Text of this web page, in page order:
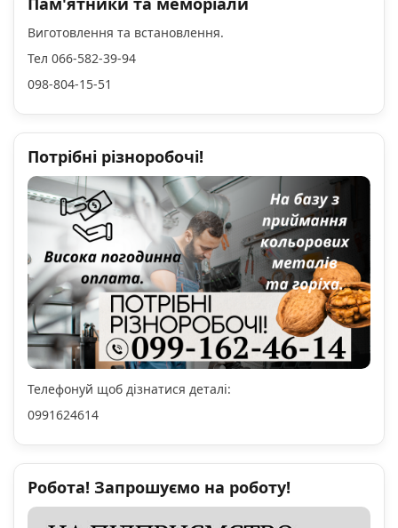
Виготовлення та встановлення.
Тел 066-582-39-94
098-804-15-51
Потрібні різноробочі!
Телефонуй щоб дізнатися деталі:
0991624614
Робота! Запрошуємо на роботу!